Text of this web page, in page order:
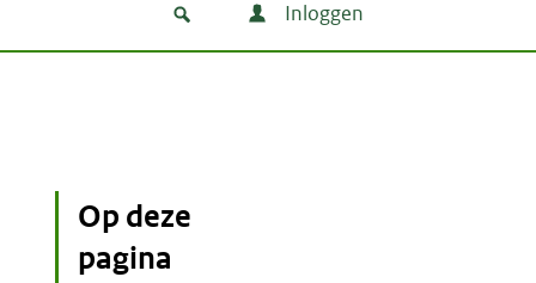
Inloggen
Op deze
pagina